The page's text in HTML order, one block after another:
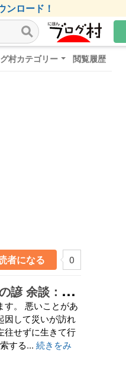
ンロード！
村カテゴリー 閲覧履歴
者になる 0
困
難に直面したときに響く「人間万事塞翁が馬」の諺 余談：お勧めドラマ「生きるとか 死ぬとか 父親とか」
す。 悪いことがあ
因して災いが訪れ
往せずに生きて行
する... 続きをみ